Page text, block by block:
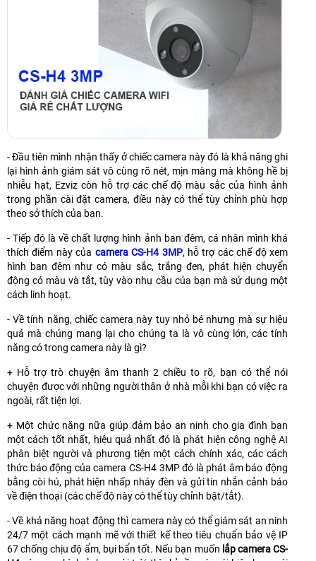
- Đầu tiên mình nhận thấy ở chiếc camera này đó là khả năng ghi
lại hình ảnh giám sát vô cùng rõ nét, mịn màng mà không hề bị
nhiễu hạt, Ezviz còn hỗ trợ các chế độ màu sắc của hình ảnh
trong phần cài đặt camera, điều này có thể tùy chỉnh phù hợp
theo sở thích của bạn.
- Tiếp đó là về chất lượng hình ảnh ban đêm, cá nhân mình khá
thích điểm này của camera CS-H4 3MP, hỗ trợ các chế độ xem
hình ban đêm như có màu sắc, trắng đen, phát hiện chuyển
động có màu và tắt, tùy vào nhu cầu của bạn mà sử dụng một
cách linh hoạt.
- Về tính năng, chiếc camera này tuy nhỏ bé nhưng mà sự hiệu
quả mà chúng mang lại cho chúng ta là vô cùng lớn, các tính
năng có trong camera này là gì?
+ Hỗ trợ trò chuyện âm thanh 2 chiều to rõ, bạn có thể nói
chuyện được với những người thân ở nhà mỗi khi bạn có việc ra
ngoài, rất tiện lợi.
+ Một chức năng nữa giúp đảm bảo an ninh cho gia đình bạn
một cách tốt nhất, hiệu quả nhất đó là phát hiện công nghệ AI
phân biệt người và phương tiện một cách chính xác, các cách
thức báo động của camera CS-H4 3MP đó là phát âm báo động
bằng còi hú, phát hiện nhấp nháy đèn và gửi tin nhắn cảnh báo
về điện thoại (các chế độ này có thể tùy chỉnh bật/tắt).
- Về khả năng hoạt động thì camera này có thể giám sát an ninh
24/7 một cách mạnh mẽ với thiết kế theo tiêu chuẩn bảo vệ IP
67 chống chịu độ ẩm, bụi bẩn tốt. Nếu bạn muốn lắp camera CS-